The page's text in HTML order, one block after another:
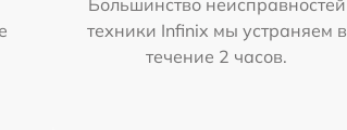
Большинство неисправностей
техники Infinix мы устраняем в
течение 2 часов.